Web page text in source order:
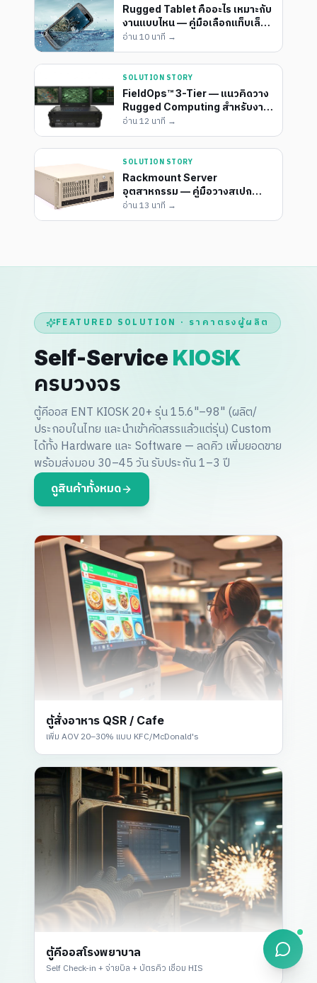
Rugged Tablet คืออะไร เหมาะกับ
งานแบบไหน — คู่มือเลือกแท็บเล็ต
สายลุยจาก ENT Group
อ่าน10 นาที →
SOLUTION STORY
FieldOps™ 3-Tier — แนวคิดวาง
Rugged Computing สำหรับงาน
Defense & Aerospace ฉบับ
ENT Group
อ่าน12 นาที →
SOLUTION STORY
Rackmount Server
อุตสาหกรรม — คู่มือวางสเปก
โครงการฉบับวิศวกรไทย
(1U/2U/4U/5U)
อ่าน13 นาที →
FEATURED SOLUTION · ราคาตรงผู้ผลิต
Self-Service KIOSK
ครบวงจร
ตู้คีออส ENT KIOSK 20+ รุ่น 15.6"–98" (ผลิต/
ประกอบในไทย และนำเข้าคัดสรรแล้วแต่รุ่น) Custom
ได้ทั้ง Hardware และ Software — ลดคิว เพิ่มยอดขาย
พร้อมส่งมอบ 30–45 วัน รับประกัน 1–3 ปี
ดูสินค้าทั้งหมด
ตู้สั่งอาหาร QSR / Cafe
เพิ่ม AOV 20–30% แบบ KFC/McDonald's
ตู้คีออสโรงพยาบาล
Self Check-in + จ่ายบิล + บัตรคิว เชื่อม HIS